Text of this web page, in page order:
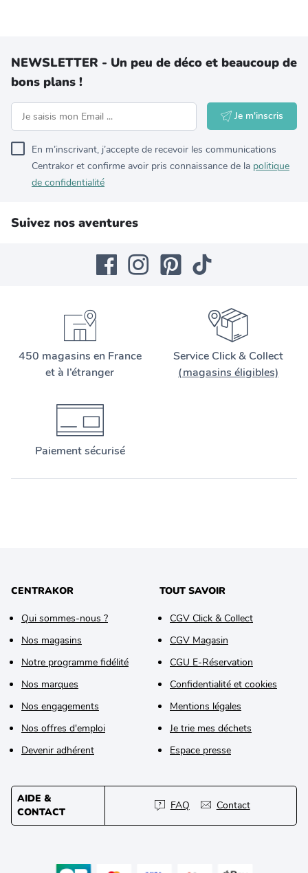
NEWSLETTER - Un peu de déco et beaucoup de
bons plans !
Je m'inscris
En m’inscrivant, j’accepte de recevoir les communications
Centrakor et confirme avoir pris connaissance de la politique
de confidentialité
Suivez nos aventures
450 magasins en France
et à l’étranger
Service Click & Collect
(magasins éligibles)
Paiement sécurisé
CENTRAKOR
Qui sommes-nous ?
Nos magasins
Notre programme fidélité
Nos marques
Nos engagements
Nos offres d'emploi
Devenir adhérent
TOUT SAVOIR
CGV Click & Collect
CGV Magasin
CGU E-Réservation
Confidentialité et cookies
Mentions légales
Je trie mes déchets
Espace presse
AIDE &
CONTACT
FAQ Contact